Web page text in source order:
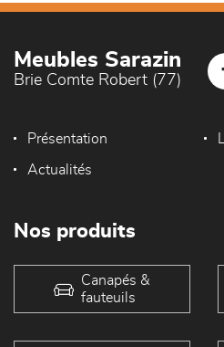
Meubles Sarazin
Brie Comte Robert (77)
Présentation
Actualités
Nos produits
Canapés &
fauteuils